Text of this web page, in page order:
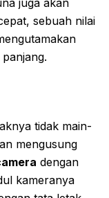
sebuah nilai
tidak main-
mengusung
dengan
kameranya